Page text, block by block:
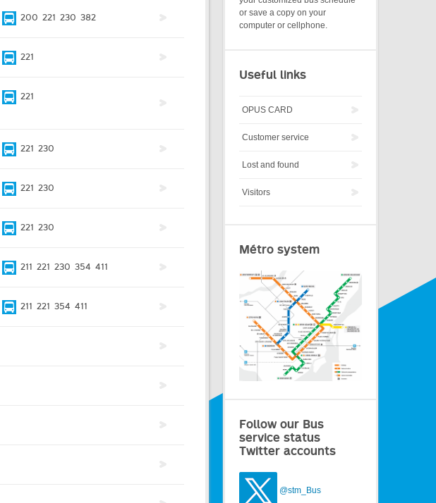
200 221 230 382
221
221
221 230
221 230
221 230
211 221 230 354 411
211 221 354 411
or save a copy on your
computer or cellphone.
Useful links
OPUS CARD
Customer service
Lost and found
Visitors
Métro system
Follow our Bus
service status
Twitter accounts
@stm_Bus